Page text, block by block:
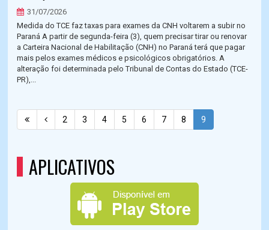
31/07/2026
Medida do TCE faz taxas para exames da CNH voltarem a subir no
Paraná A partir de segunda-feira (3), quem precisar tirar ou renovar
a Carteira Nacional de Habilitação (CNH) no Paraná terá que pagar
mais pelos exames médicos e psicológicos obrigatórios. A
alteração foi determinada pelo Tribunal de Contas do Estado (TCE-
PR),...
2 3 4 5 6 7 8 9
APLICATIVOS